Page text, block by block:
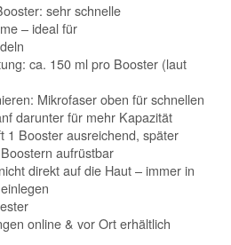
sehr schnelle
– ideal für
ca. 150 ml pro Booster (laut
Mikrofaser oben für schnellen
darunter für mehr Kapazität
1 Booster ausreichend, später
aufrüstbar
direkt auf die Haut – immer in
online & vor Ort erhältlich